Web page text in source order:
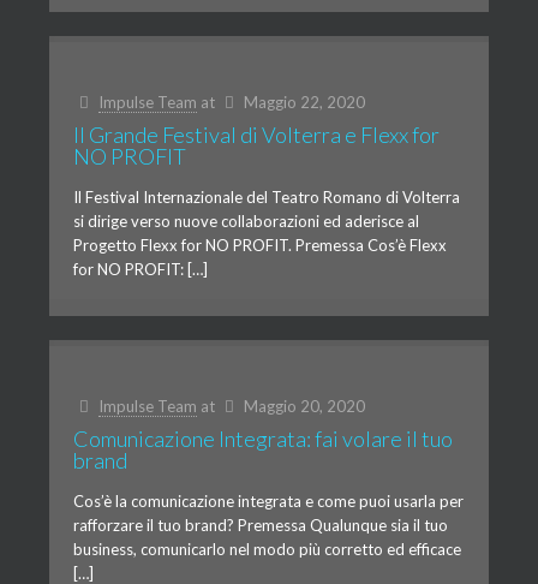
Impulse Team at Maggio 22, 2020
Il Grande Festival di Volterra e Flexx for
NO PROFIT
Il Festival Internazionale del Teatro Romano di Volterra
si dirige verso nuove collaborazioni ed aderisce al
Progetto Flexx for NO PROFIT. Premessa Cos’è Flexx
for NO PROFIT: […]
Impulse Team at Maggio 20, 2020
Comunicazione Integrata: fai volare il tuo
brand
Cos’è la comunicazione integrata e come puoi usarla per
rafforzare il tuo brand? Premessa Qualunque sia il tuo
business, comunicarlo nel modo più corretto ed efficace
[…]